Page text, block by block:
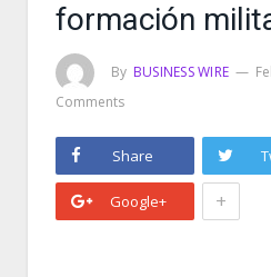
formación
By BUSINESS WIRE
Comments
Share
Google+ +